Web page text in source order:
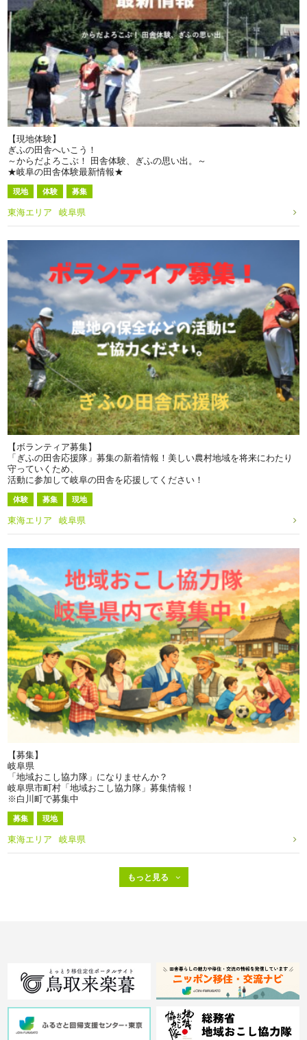
【現地体験】
ぎふの田舎へいこう！
～からだよろこぶ！ 田舎体験、ぎふの思い出。～
★岐阜の田舎体験最新情報★
現地 体験 募集
東海エリア 岐阜県
【ボランティア募集】
「ぎふの田舎応援隊」募集の新着情報！美しい農村地域を将来にわたり
守っていくため、
活動に参加して岐阜の田舎を応援してください！
体験 募集 現地
東海エリア 岐阜県
【募集】
岐阜県
「地域おこし協力隊」になりませんか？
岐阜県市町村「地域おこし協力隊」募集情報！
※白川町で募集中
募集 現地
東海エリア 岐阜県